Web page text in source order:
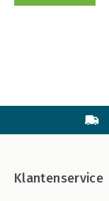
Klantenservice